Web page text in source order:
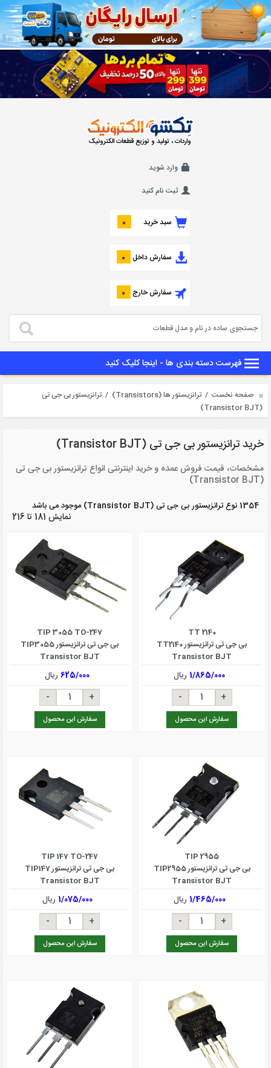
واردات ، تولید و توزیع قطعات الکترونیک
وارد شوید
ثبت نام کنید
سبد خرید 0
سفارش داخل 0
سفارش خارج 0
فهرست دسته بندی ها - اینجا کلیک کنید
صفحه نخست / ترانزیستور ها (Transistors)
/ ترانزیستور بی جی تی
(Transistor BJT)
خرید ترانزیستور بی جی تی (Transistor BJT)
مشخصات، قیمت فروش عمده و خرید اینترنتی انواع ترانزیستور بی جی تی
(Transistor BJT)
1354 نوع ترانزیستور بی جی تی (Transistor BJT) موجود می باشد
نمایش 181 تا 216
TT 2140
بی جی تی ترانزیستور TT2140
Transistor BJT
1/865/000 ریال
سفارش این محصول
TIP 3055 TO-247
بی جی تی ترانزیستور TIP3055
Transistor BJT
625/000ریال
سفارش این محصول
TIP 2955
بی جی تی ترانزیستور TIP2955
Transistor BJT
1/465/000 ریال
سفارش این محصول
TIP 147 TO-247
بی جی تی ترانزیستور TIP147
Transistor BJT
1/075/000 ریال
سفارش این محصول